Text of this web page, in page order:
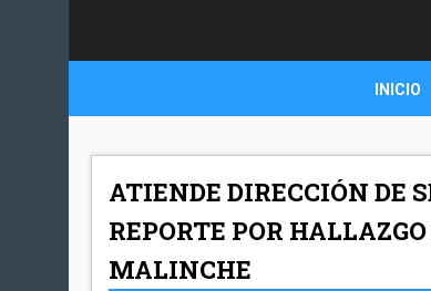
INICIO
ATIENDE DIRECCIÓN DE
REPORTE POR
MALINCHE